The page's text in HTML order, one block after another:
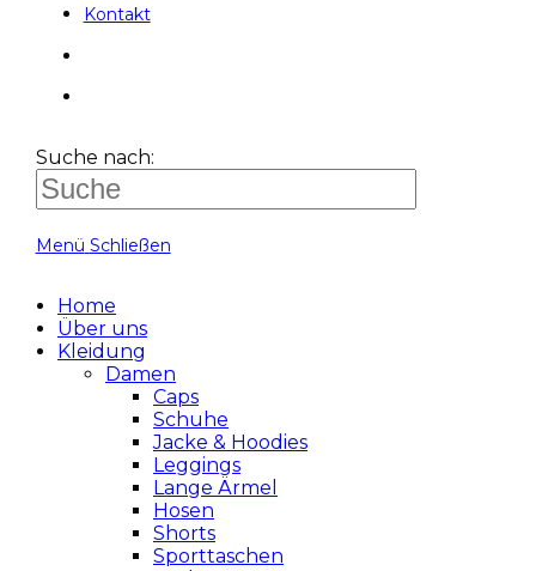
Kontakt
Suche nach:
Menü Schließen
Home
Über uns
Kleidung
Damen
Caps
Schuhe
Jacke & Hoodies
Leggings
Lange Ärmel
Hosen
Shorts
Sporttaschen